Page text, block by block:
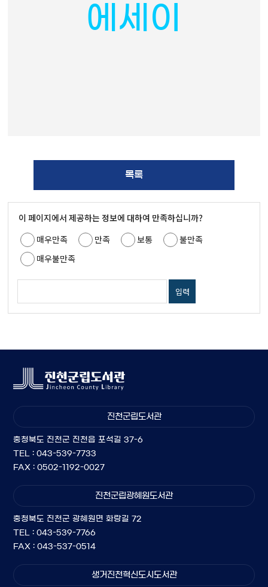
에세이
목록
이 페이지에서 제공하는 정보에 대하여 만족하십니까?
매우만족
만족 보통
불만족
매우불만족
진천군립도서관
충청북도 진천군 진천읍 포석길 37-6
TEL : 043-539-7733
FAX : 0502-1192-0027
진천군립광혜원도서관
충청북도 진천군 광혜원면 화랑길 72
TEL : 043-539-7766
FAX : 043-537-0514
생거진천혁신도시도서관